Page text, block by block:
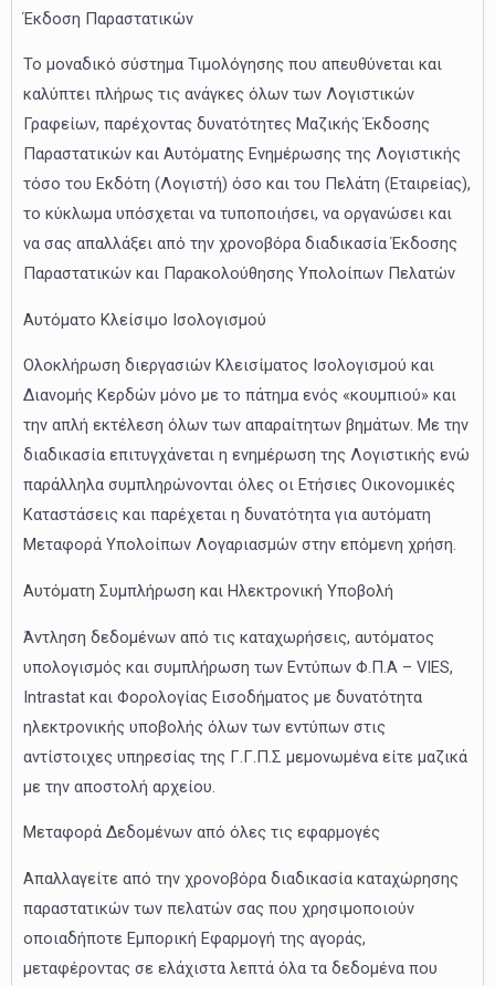
Έκδοση Παραστατικών
Το μοναδικό σύστημα Τιμολόγησης που απευθύνεται και
καλύπτει πλήρως τις ανάγκες όλων των Λογιστικών
Γραφείων, παρέχοντας δυνατότητες Μαζικής Έκδοσης
Παραστατικών και Αυτόματης Ενημέρωσης της Λογιστικής
τόσο του Εκδότη (Λογιστή) όσο και του Πελάτη (Εταιρείας),
το κύκλωμα υπόσχεται να τυποποιήσει, να οργανώσει και
να σας απαλλάξει από την χρονοβόρα διαδικασία Έκδοσης
Παραστατικών και Παρακολούθησης Υπολοίπων Πελατών
Αυτόματο Κλείσιμο Ισολογισμού
Ολοκλήρωση διεργασιών Κλεισίματος Ισολογισμού και
Διανομής Κερδών μόνο με το πάτημα ενός «κουμπιού» και
την απλή εκτέλεση όλων των απαραίτητων βημάτων. Με την
διαδικασία επιτυγχάνεται η ενημέρωση της Λογιστικής ενώ
παράλληλα συμπληρώνονται όλες οι Ετήσιες Οικονομικές
Καταστάσεις και παρέχεται η δυνατότητα για αυτόματη
Μεταφορά Υπολοίπων Λογαριασμών στην επόμενη χρήση.
Αυτόματη Συμπλήρωση και Ηλεκτρονική Υποβολή
Άντληση δεδομένων από τις καταχωρήσεις, αυτόματος
υπολογισμός και συμπλήρωση των Εντύπων Φ.Π.Α – VIES,
Intrastat και Φορολογίας Εισοδήματος με δυνατότητα
ηλεκτρονικής υποβολής όλων των εντύπων στις
αντίστοιχες υπηρεσίας της Γ.Γ.Π.Σ μεμονωμένα είτε μαζικά
με την αποστολή αρχείου.
Μεταφορά Δεδομένων από όλες τις εφαρμογές
Απαλλαγείτε από την χρονοβόρα διαδικασία καταχώρησης
παραστατικών των πελατών σας που χρησιμοποιούν
οποιαδήποτε Εμπορική Εφαρμογή της αγοράς,
μεταφέροντας σε ελάχιστα λεπτά όλα τα δεδομένα που